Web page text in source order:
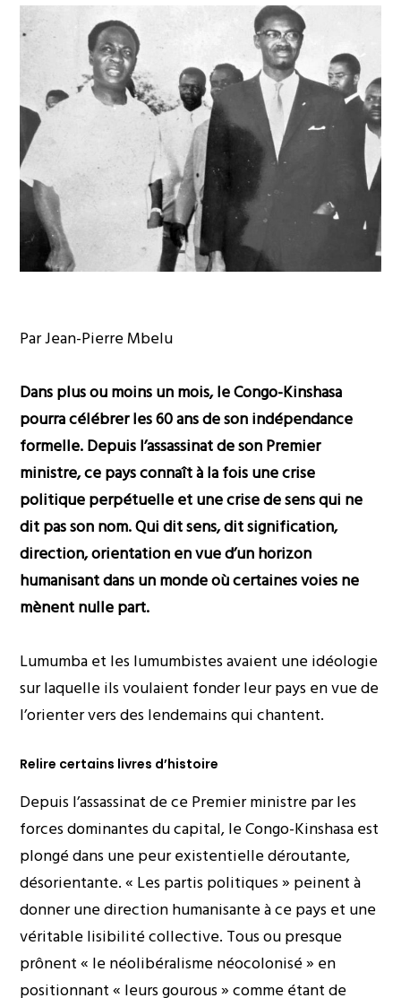
Par Jean-Pierre Mbelu
Dans plus ou moins un mois, le Congo-Kinshasa
pourra célébrer les 60 ans de son indépendance
formelle. Depuis l’assassinat de son Premier
ministre, ce pays connaît à la fois une crise
politique perpétuelle et une crise de sens qui ne
dit pas son nom. Qui dit sens, dit signification,
direction, orientation en vue d’un horizon
humanisant dans un monde où certaines voies ne
mènent nulle part.
Lumumba et les lumumbistes avaient une idéologie
sur laquelle ils voulaient fonder leur pays en vue de
l’orienter vers des lendemains qui chantent.
Relire certains livres d’histoire
Depuis l’assassinat de ce Premier ministre par les
forces dominantes du capital, le Congo-Kinshasa est
plongé dans une peur existentielle déroutante,
désorientante. « Les partis politiques » peinent à
donner une direction humanisante à ce pays et une
véritable lisibilité collective. Tous ou presque
prônent « le néolibéralisme néocolonisé » en
positionnant « leurs gourous » comme étant de